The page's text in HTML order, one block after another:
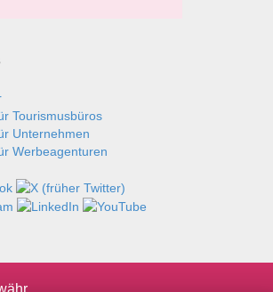
Tourismusbüros
Unternehmen
Werbeagenturen